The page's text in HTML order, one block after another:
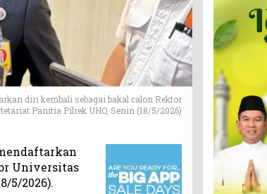
diri kembali sebagai bakal calon Rektor
Panitia Pilrek UHO, Senin (18/5/2026)
Universitas
5/2026).